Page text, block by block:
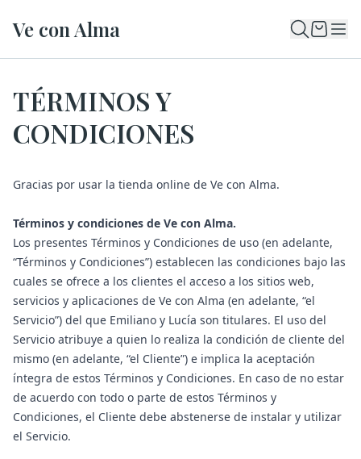
Ve con Alma
TÉRMINOS Y
CONDICIONES
Gracias por usar la tienda online de Ve con Alma.
Términos y condiciones de Ve con Alma.
Los presentes Términos y Condiciones de uso (en adelante,
“Términos y Condiciones”) establecen las condiciones bajo las
cuales se ofrece a los clientes el acceso a los sitios web,
servicios y aplicaciones de Ve con Alma (en adelante, “el
Servicio”) del que Emiliano y Lucía son titulares. El uso del
Servicio atribuye a quien lo realiza la condición de cliente del
mismo (en adelante, “el Cliente”) e implica la aceptación
íntegra de estos Términos y Condiciones. En caso de no estar
de acuerdo con todo o parte de estos Términos y
Condiciones, el Cliente debe abstenerse de instalar y utilizar
el Servicio.